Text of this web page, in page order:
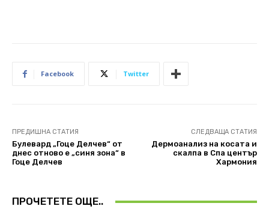
Facebook Twitter
ПРЕДИШНА СТАТИЯ
Булевард „Гоце Делчев“ от
днес отново е „синя зона“ в
Гоце Делчев
СЛЕДВАЩА СТАТИЯ
Дермоанализ на косата и
скалпа в Спа център
Хармония
ПРОЧЕТЕТЕ ОЩЕ..